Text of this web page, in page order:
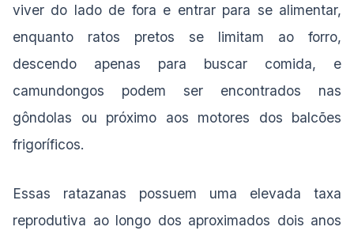
viver do lado de fora e entrar para se alimentar,
enquanto ratos pretos se limitam ao forro,
descendo apenas para buscar comida, e
camundongos podem ser encontrados nas
gôndolas ou próximo aos motores dos balcões
frigoríficos.
Essas ratazanas possuem uma elevada taxa
reprodutiva ao longo dos aproximados dois anos